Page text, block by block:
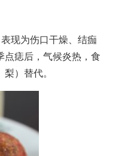
现为伤口干燥、结痂
点痣后，气候炎热，食
）替代。